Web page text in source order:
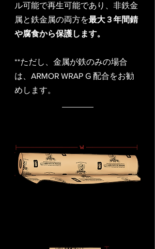
ル可能で再生可能であり、非鉄金
属と鉄金属の両方を最大 3 年間錆
や腐食から保護します。
**ただし、金属が鉄のみの場合
は、ARMOR WRAP G 配合をお勧
めします。